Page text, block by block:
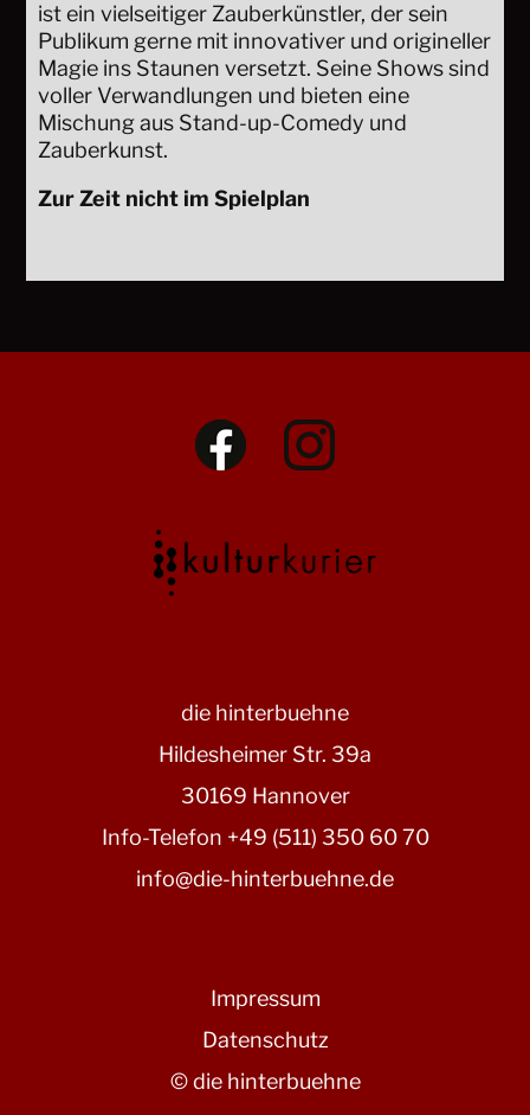
ist ein vielseitiger Zauberkünstler, der sein
Publikum gerne mit innovativer und origineller
Magie ins Staunen versetzt. Seine Shows sind
voller Verwandlungen und bieten eine
Mischung aus Stand-up-Comedy und
Zauberkunst.
Zur Zeit nicht im Spielplan
die hinterbuehne
Hildesheimer Str. 39a
30169 Hannover
Info-Telefon +49 (511) 350 60 70
info@die-hinterbuehne.de
Impressum
Datenschutz
© die hinterbuehne